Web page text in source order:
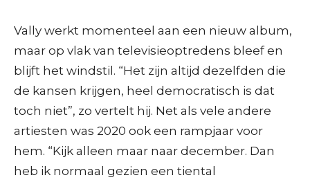
Vally werkt momenteel aan een nieuw album,
maar op vlak van televisieoptredens bleef en
blijft het windstil. “Het zijn altijd dezelfden die
de kansen krijgen, heel democratisch is dat
toch niet”, zo vertelt hij. Net als vele andere
artiesten was 2020 ook een rampjaar voor
hem. “Kijk alleen maar naar december. Dan
heb ik normaal gezien een tiental